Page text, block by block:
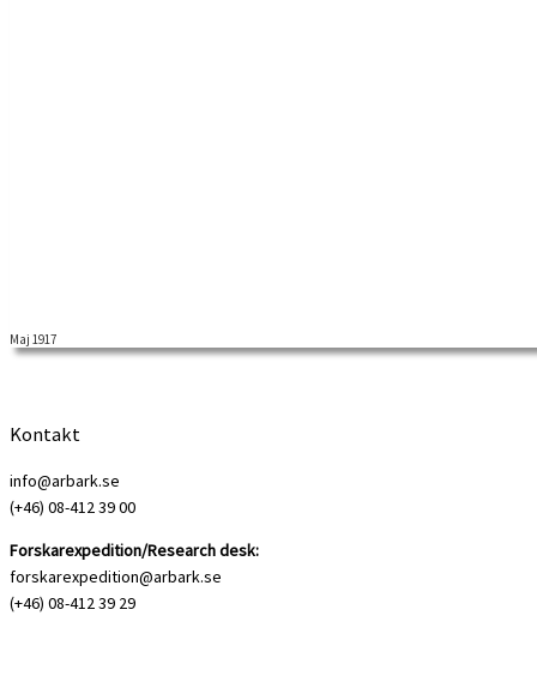
I maj 1917 fortsatte demonstrationerna och köerna ringlade långa i
Maj 1917
Kontakt
info@arbark.se
(+46) 08-412 39 00
Forskarexpedition/Research desk:
forskarexpedition@arbark.se
(+46) 08-412 39 29